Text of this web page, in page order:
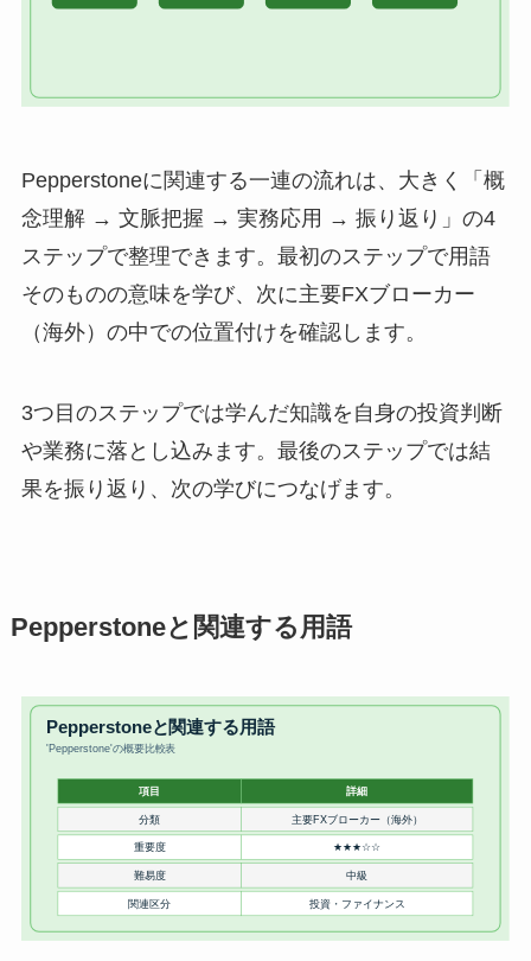
Pepperstoneに関連する一連の流れは、大きく「概
念理解 → 文脈把握 → 実務応用 → 振り返り」の4
ステップで整理できます。最初のステップで用語
そのものの意味を学び、次に主要FXブローカー
（海外）の中での位置付けを確認します。
3つ目のステップでは学んだ知識を自身の投資判断
や業務に落とし込みます。最後のステップでは結
果を振り返り、次の学びにつなげます。
Pepperstoneと関連する用語